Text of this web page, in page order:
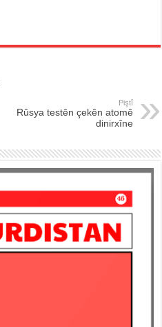
Piştî
Rûsya testên çekên atomê
dinirxîne